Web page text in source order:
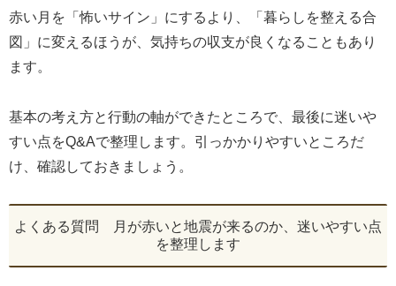
赤い月を「怖いサイン」にするより、「暮らしを整える合
図」に変えるほうが、気持ちの収支が良くなることもあり
ます。
基本の考え方と行動の軸ができたところで、最後に迷いや
すい点をQ&Aで整理します。引っかかりやすいところだ
け、確認しておきましょう。
よくある質問 月が赤いと地震が来るのか、迷いやすい点
を整理します